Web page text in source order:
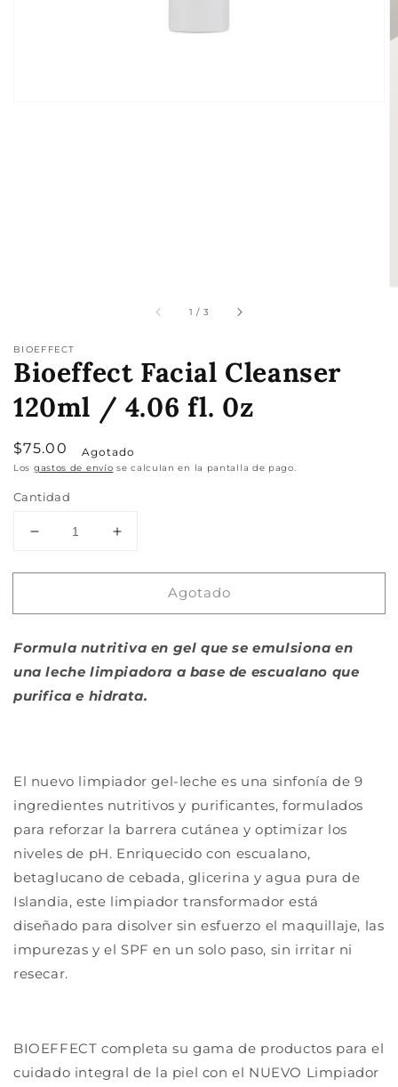
1 / de
3
BIOEFFECT
Bioeffect Facial Cleanser
120ml / 4.06 fl. 0z
Precio
habitual
$75.00 Agotado
Los gastos de envío se calculan en la pantalla de pago.
Cantidad
Reducir
para
Facial
120ml
/
4.06
Aumentar
para
Bioeffect
Facial
120ml
/
4.06
Agotado
Formula nutritiva en gel que se emulsiona en
una leche limpiadora a base de escualano que
purifica e hidrata.
El nuevo limpiador gel-leche es una sinfonía de 9
ingredientes nutritivos y purificantes, formulados
para reforzar la barrera cutánea y optimizar los
niveles de pH. Enriquecido con escualano,
betaglucano de cebada, glicerina y agua pura de
Islandia, este limpiador transformador está
diseñado para disolver sin esfuerzo el maquillaje, las
impurezas y el SPF en un solo paso, sin irritar ni
resecar.
BIOEFFECT completa su gama de productos para el
cuidado integral de la piel con el NUEVO Limpiador